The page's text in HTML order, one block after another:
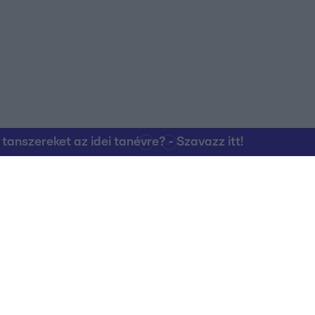
az idei tanévre? - Szavazz itt!